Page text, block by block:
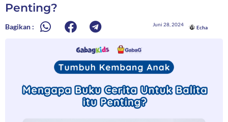
Penting?
Bagikan : Juni 28, 2024
Echa